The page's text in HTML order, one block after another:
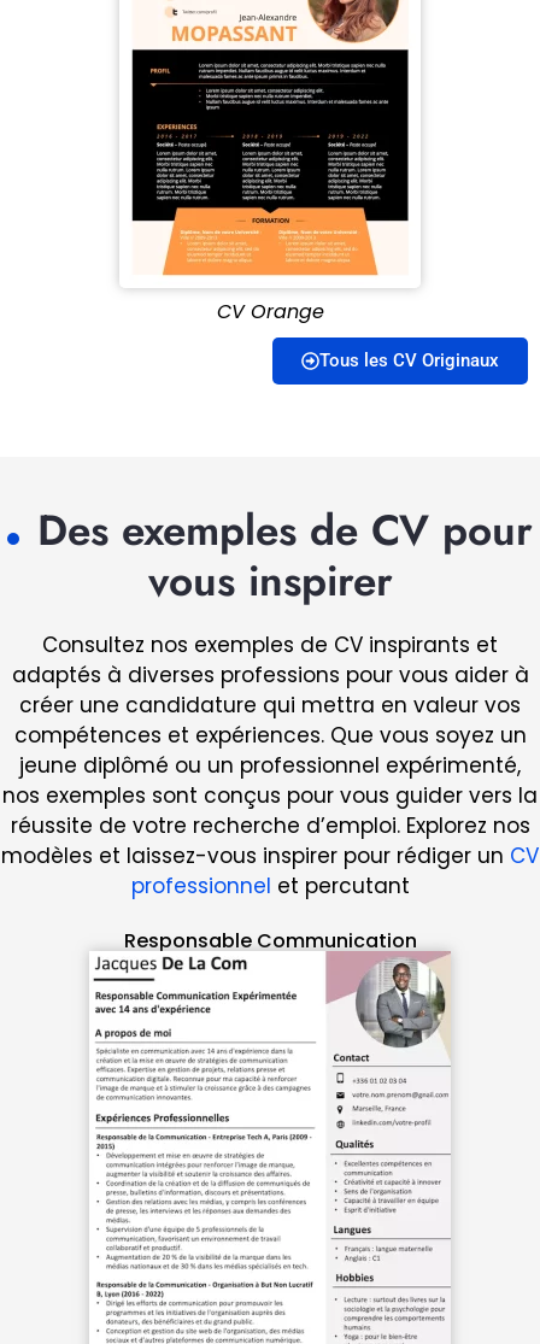
CV Orange
Tous les CV Originaux
Des exemples de CV pour
vous inspirer
Consultez nos exemples de CV inspirants et
adaptés à diverses professions pour vous aider à
créer une candidature qui mettra en valeur vos
compétences et expériences. Que vous soyez un
jeune diplômé ou un professionnel expérimenté,
nos exemples sont conçus pour vous guider vers la
réussite de votre recherche d’emploi. Explorez nos
modèles et laissez-vous inspirer pour rédiger un CV
professionnel et percutant
Responsable Communication